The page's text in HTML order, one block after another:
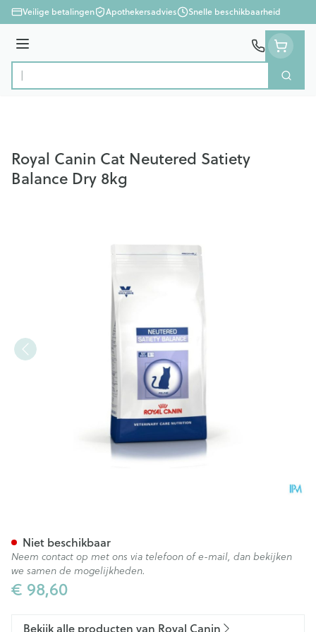
Ga naar de inhoud
Veilige betalingen Apothekersadvies Snelle beschikbaarheid
Menu
Product, merk, categorie...
Zoek
Royal Canin Cat Neutered Satiety
Balance Dry 8kg
€ 98,60
Niet beschikbaar
Neem contact op met ons via telefoon of e-mail, dan bekijken
we samen de mogelijkheden.
Bekijk alle producten van Royal Canin